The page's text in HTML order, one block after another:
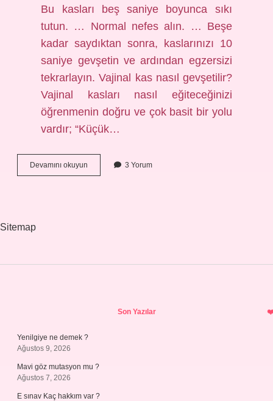
Bu kasları beş saniye boyunca sıkı
tutun. … Normal nefes alın. … Beşe
kadar saydıktan sonra, kaslarınızı 10
saniye gevşetin ve ardından egzersizi
tekrarlayın. Vajinal kas nasıl gevşetilir?
Vajinal kasları nasıl eğiteceğinizi
öğrenmenin doğru ve çok basit bir yolu
vardır; “Küçük…
Devamını okuyun
Kası
3 Yorum
Sitemap
Son Yazılar
Yenilgiye ne demek ?
Ağustos 9, 2026
Mavi göz mutasyon mu ?
Ağustos 7, 2026
E sınav Kaç hakkım var ?